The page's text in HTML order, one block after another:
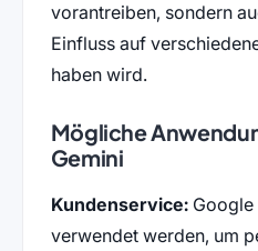
vorantreiben, sondern
Einfluss auf
haben wird.
Mögliche
Gemini
Kundenservice:Google
verwendet werden, um